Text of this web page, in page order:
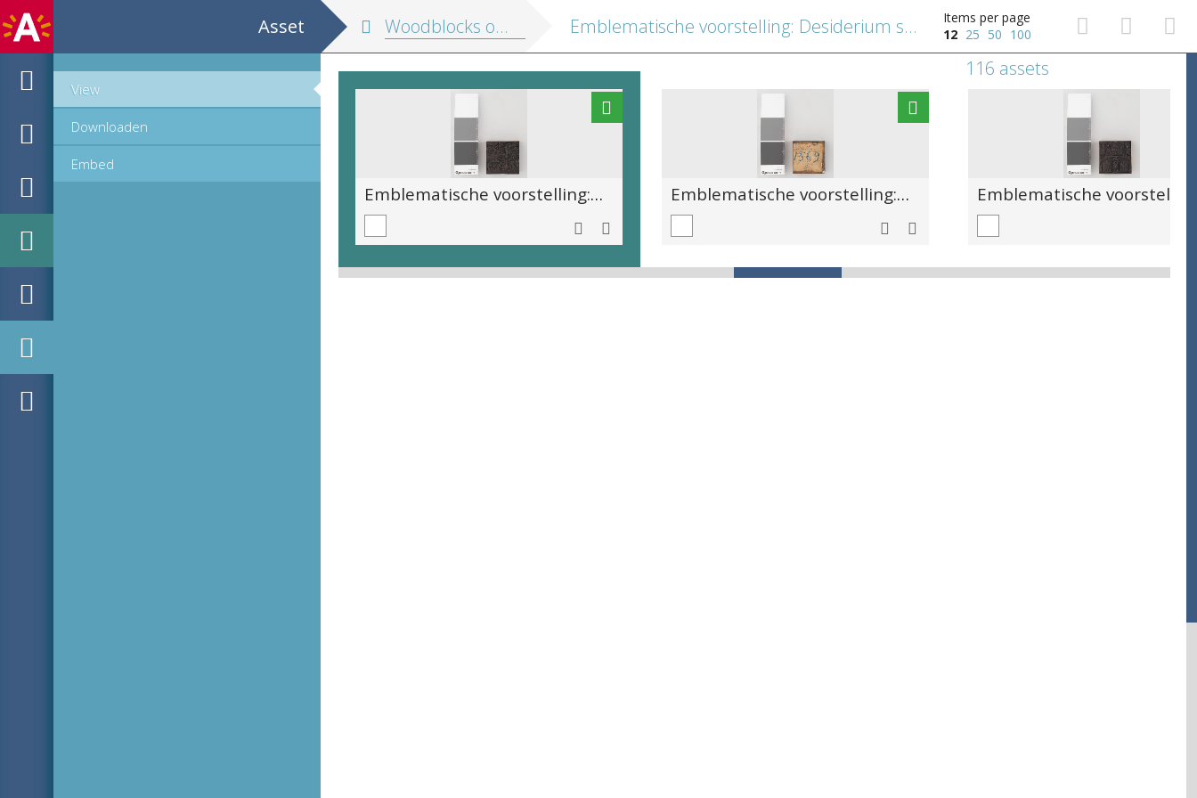
Asset
View
Downloaden
Embed
Woodblocks of Emblemata. Eiusdem aenigmatum libellus, 1569 Emblematische voorstelling: Desiderium spe vacuum [Hopeloos verlangen]
Items per page
12 25 50 100
116 assets
Emblematische voorstelling: Desiderium spe vacuum [Hopeloos verlangen] Emblematische voorstelling: Improbè Deum fatigamus, votis ut nostris serviat [Gods bijstand afdwingen]